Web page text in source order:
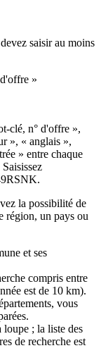
saisir au moins
»
clé, n° d'offre »,
», « anglais »,
» entre chaque
la possibilité de
région, un pays ou
et ses
compris entre
est de 10 km).
vous
loupe ; la liste des
de recherche est